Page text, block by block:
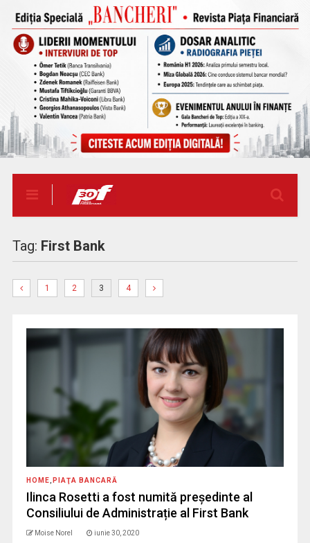
Tag: First Bank
1 2 3 4
HOME PIAŢA BANCARĂ
Ilinca Rosetti a fost numită președinte al
Consiliului de Administrație al First Bank
Moise Norel iunie 30, 2020